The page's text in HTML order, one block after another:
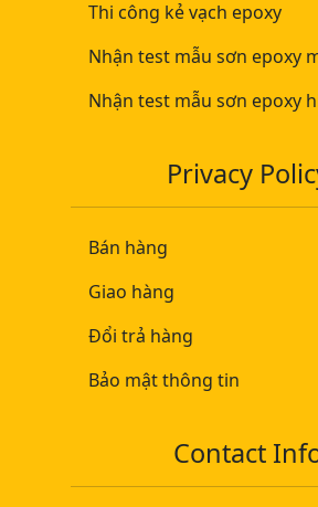
Thi công kẻ vạch epoxy
Nhận test mẫu sơn epoxy
Nhận test mẫu sơn epoxy
Privacy
Bán hàng
Giao hàng
Đổi trả hàng
Bảo mật thông tin
Contact